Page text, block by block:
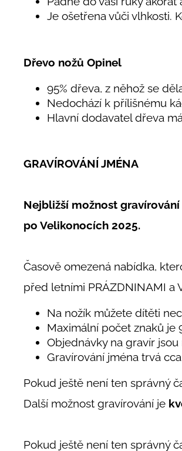
Je ošetřena vůči vlhkosti.
Dřevo nožů Opinel
95% dřeva, z něhož se
Nedochází k přílišnému
Hlavní dodavatel dřeva
GRAVÍROVÁNÍ JMÉNA
Nejbližší možnost
po Velikonocích 2025.
Časově omezená nabídka,
před letními PRÁZDNINAMI a
Na nožík můžete dítěti
Maximální počet znaků je
Objednávky na gravír
Gravírování jména trvá
Pokud ještě není ten správný
Další možnost gravírování je
Pokud ještě není ten správný